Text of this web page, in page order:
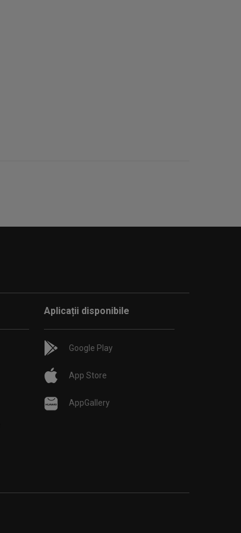
Aplicații disponibile
Google Play
App Store
AppGallery